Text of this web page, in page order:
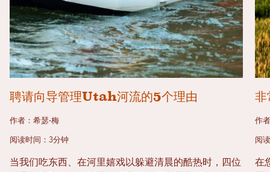
聘请向导管理Utah河流的5个理由
作者：希瑟·梅
阅读时间：3分钟
当我们吃东西、在河里嬉戏以躲避清晨的酷热时，四位
作
阅
在